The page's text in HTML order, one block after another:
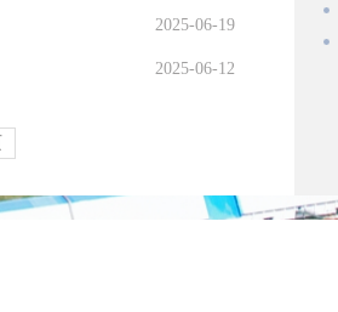
2025-06-19
2025-06-12